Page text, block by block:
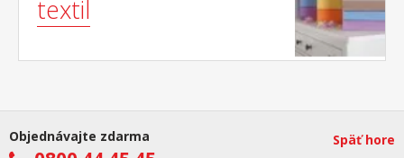
textil
Objednávajte zdarma Späť hore